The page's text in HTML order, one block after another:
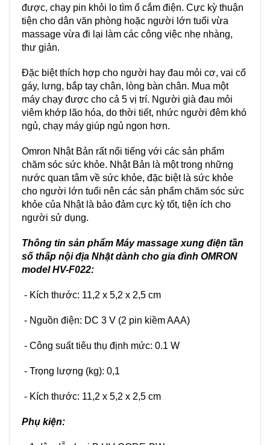
được, chạy pin khỏi lo tìm ổ cắm điện. Cực kỳ thuận
tiện cho dân văn phòng hoặc người lớn tuổi vừa
massage vừa đi lại làm các công việc nhẹ nhàng,
thư giản.
Đặc biệt thích hợp cho người hay đau mỏi cơ, vai cổ
gáy, lưng, bắp tay chân, lòng bàn chân. Mua một
máy chạy được cho cả 5 vị trí. Người già đau mỏi
viêm khớp lão hóa, do thời tiết, nhức người đêm khó
ngủ, chạy máy giúp ngủ ngon hơn.
Omron Nhật Bản rất nổi tiếng với các sản phẩm
chăm sóc sức khỏe. Nhật Bản là một trong những
nước quan tâm về sức khỏe, đặc biệt là sức khỏe
cho người lớn tuổi nên các sản phẩm chăm sóc sức
khỏe của Nhật là bảo đảm cực kỳ tốt, tiện ích cho
người sử dụng.
Thông tin sản phẩm Máy massage xung điện tần
số thấp nội địa Nhật dành cho gia đình OMRON
model HV-F022:
- Kích thước: 11,2 x 5,2 x 2,5 cm
- Nguồn điện: DC 3 V (2 pin kiềm AAA)
- Công suất tiêu thụ định mức: 0.1 W
- Trọng lượng (kg): 0,1
- Kích thước: 11,2 x 5,2 x 2,5 cm
Phụ kiện: